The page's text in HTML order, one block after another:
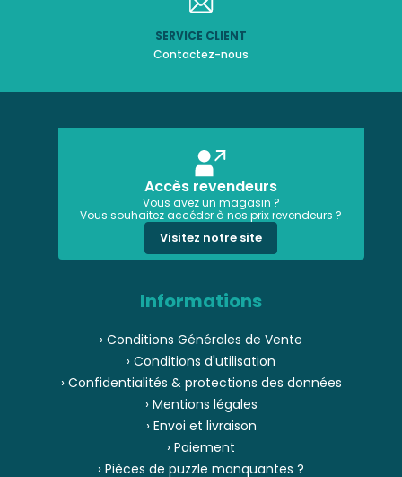
SERVICE CLIENT
Contactez-nous
Accès revendeurs
Vous avez un magasin ?
Vous souhaitez accéder à nos prix revendeurs ?
Visitez notre site
Informations
› Conditions Générales de Vente
› Conditions d'utilisation
› Confidentialités & protections des données
› Mentions légales
› Envoi et livraison
› Paiement
› Pièces de puzzle manquantes ?